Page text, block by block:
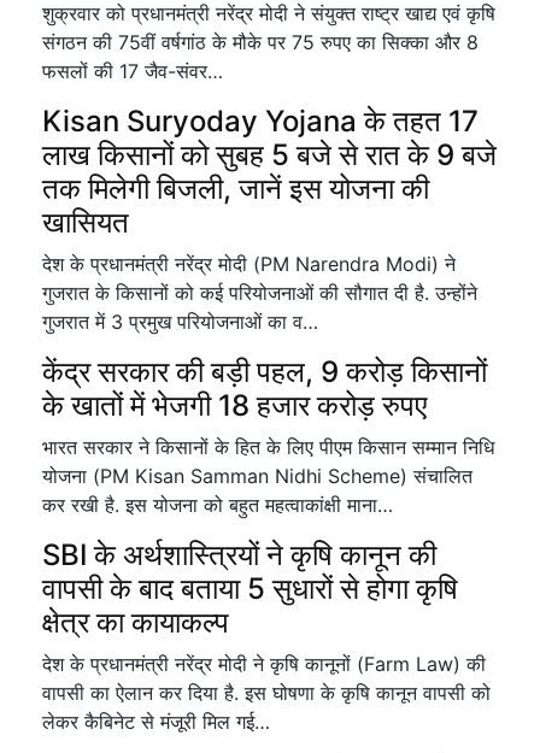
शुक्रवार को प्रधानमंत्री नरेंद्र मोदी ने संयुक्त राष्ट्र खाद्य एवं कृषि
संगठन की 75वीं वर्षगांठ के मौके पर 75 रुपए का सिक्का और 8
फसलों की 17 जैव-संवर…
Kisan Suryoday Yojana के तहत 17
लाख किसानों को सुबह 5 बजे से रात के 9 बजे
तक मिलेगी बिजली, जानें इस योजना की
खासियत
देश के प्रधानमंत्री नरेंद्र मोदी (PM Narendra Modi) ने
गुजरात के किसानों को कई परियोजनाओं की सौगात दी है. उन्होंने
गुजरात में 3 प्रमुख परियोजनाओं का व…
केंद्र सरकार की बड़ी पहल, 9 करोड़ किसानों
के खातों में भेजगी 18 हजार करोड़ रुपए
भारत सरकार ने किसानों के हित के लिए पीएम किसान सम्मान निधि
योजना (PM Kisan Samman Nidhi Scheme) संचालित
कर रखी है. इस योजना को बहुत महत्वाकांक्षी माना…
SBI के अर्थशास्त्रियों ने कृषि कानून की
वापसी के बाद बताया 5 सुधारों से होगा कृषि
क्षेत्र का कायाकल्प
देश के प्रधानमंत्री नरेंद्र मोदी ने कृषि कानूनों (Farm Law) की
वापसी का ऐलान कर दिया है. इस घोषणा के कृषि कानून वापसी को
लेकर कैबिनेट से मंजूरी मिल गई…